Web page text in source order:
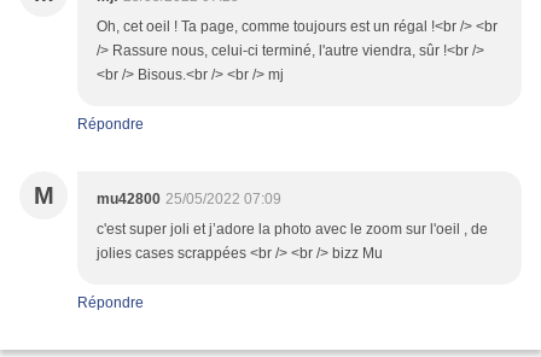
Oh, cet oeil ! Ta page, comme toujours est un régal !<br /> <br
/> Rassure nous, celui-ci terminé, l'autre viendra, sûr !<br />
<br /> Bisous.<br /> <br /> mj
Répondre
M mu42800 25/05/2022 07:09
c'est super joli et j’adore la photo avec le zoom sur l'oeil , de
jolies cases scrappées <br /> <br /> bizz Mu
Répondre